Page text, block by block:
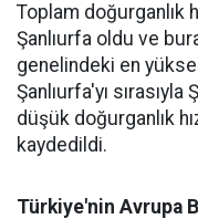
Toplam doğurganlık
Şanlıurfa oldu ve
genelindeki en
Şanlıurfa'yı
düşük doğurganlık
kaydedildi.
Türkiye'nin Avrupa